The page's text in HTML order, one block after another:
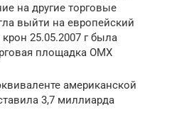
на другие торговые
выйти на европейский
25.05.2007 г была
площадка OMX
американской
3,7 миллиарда